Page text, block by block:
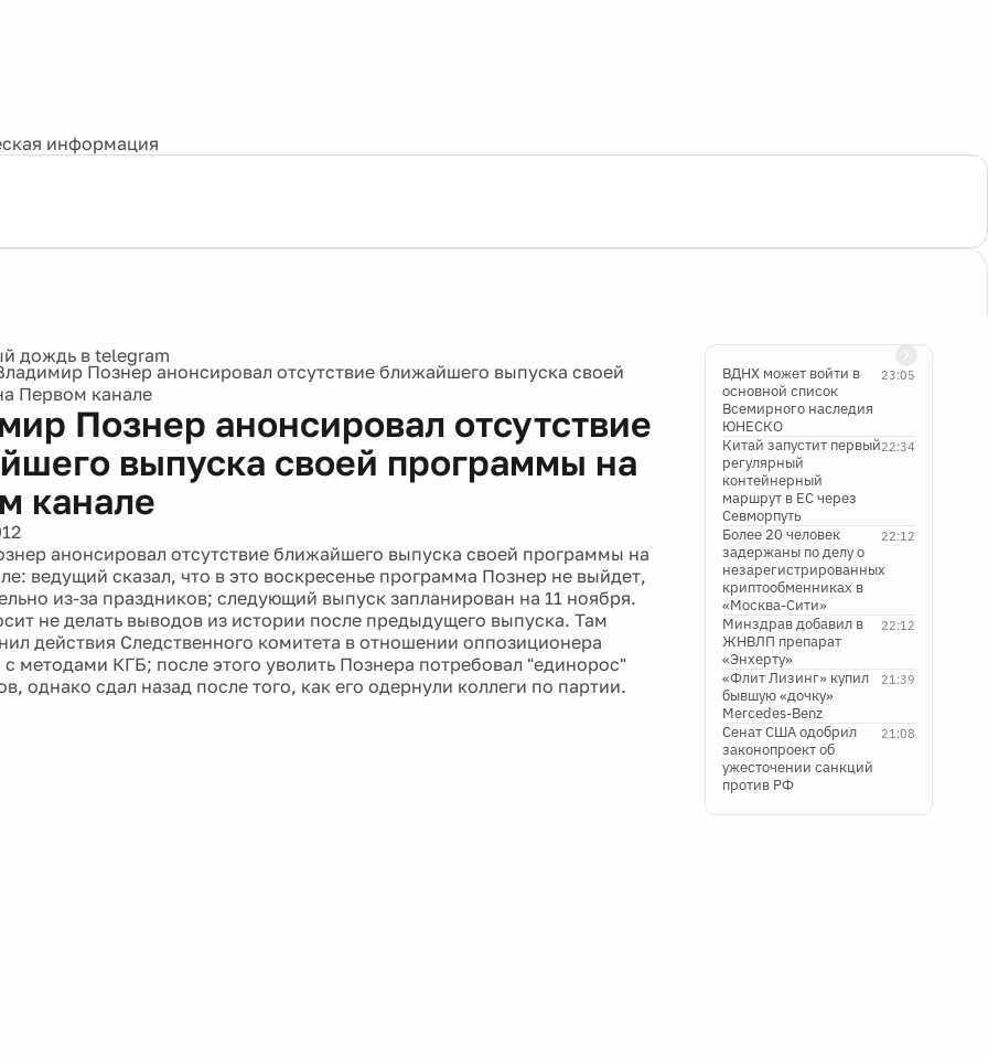
информация
Познер анонсировал отсутствие ближайшего выпуска своей
Первом канале
Познер анонсировал отсутствие
выпуска своей программы на
канале
анонсировал отсутствие ближайшего выпуска своей программы на
ведущий сказал, что в это воскресенье программа Познер не выйдет,
из-за праздников; следующий выпуск запланирован на 11 ноября.
не делать выводов из истории после предыдущего выпуска. Там
действия Следственного комитета в отношении оппозиционера
с методами КГБ; после этого уволить Познера потребовал "единорос"
однако сдал назад после того, как его одернули коллеги по партии.
23:05
ВДНХ может войти в
основной список
Всемирного наследия
ЮНЕСКО
22:34
Китай запустит первый
регулярный
контейнерный
маршрут в ЕС через
Севморпуть
22:12
Более 20 человек
задержаны по делу о
незарегистрированных
криптообменниках в
«Москва-Сити»
22:12
Минздрав добавил в
ЖНВЛП препарат
«Энхерту»
21:39
«Флит Лизинг» купил
бывшую «дочку»
Mercedes-Benz
21:08
Сенат США одобрил
законопроект об
ужесточении санкций
против РФ